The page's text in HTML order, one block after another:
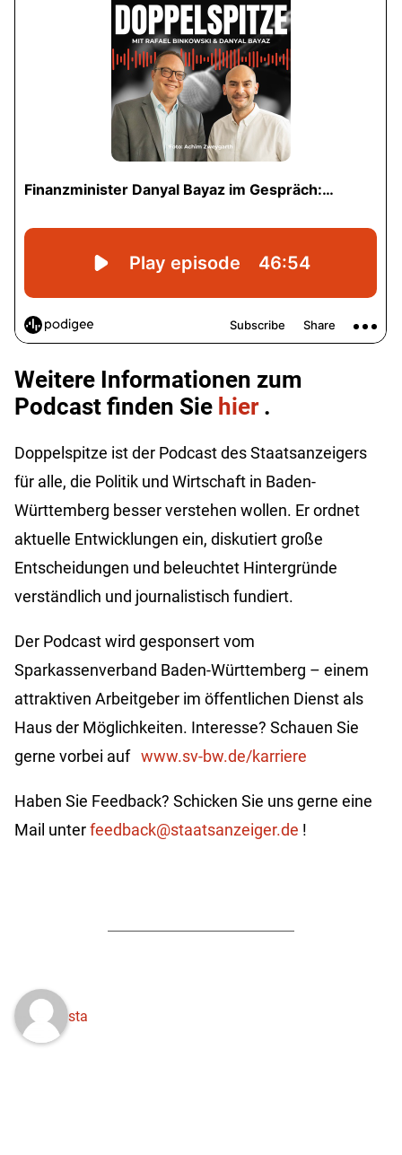
Weitere Informationen zum
Podcast finden Sie hier.⁠⁠
Doppelspitze ist der Podcast des Staatsanzeigers
für alle, die Politik und Wirtschaft in Baden-
Württemberg besser verstehen wollen. Er ordnet
aktuelle Entwicklungen ein, diskutiert große
Entscheidungen und beleuchtet Hintergründe
verständlich und journalistisch fundiert.
Der Podcast wird gesponsert vom
Sparkassenverband Baden-Württemberg – einem
attraktiven Arbeitgeber im öffentlichen Dienst als
Haus der Möglichkeiten. Interesse? Schauen Sie
gerne vorbei auf www.sv-bw.de/karriere
Haben Sie Feedback? Schicken Sie uns gerne eine
Mail unterfeedback@staatsanzeiger.de !
sta